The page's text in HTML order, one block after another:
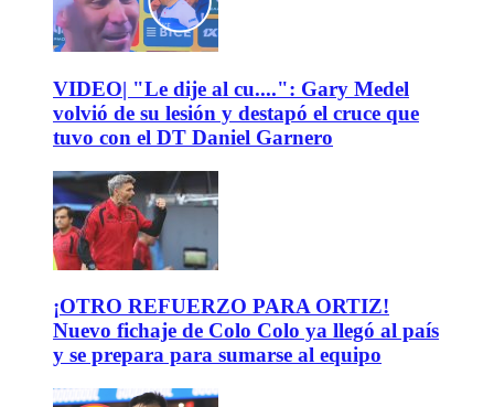
VIDEO| "Le dije al cu....": Gary Medel
volvió de su lesión y destapó el cruce que
tuvo con el DT Daniel Garnero
¡OTRO REFUERZO PARA ORTIZ!
Nuevo fichaje de Colo Colo ya llegó al país
y se prepara para sumarse al equipo